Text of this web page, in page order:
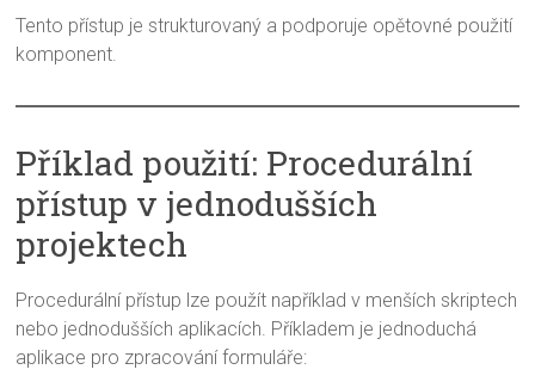
Tento přístup je strukturovaný a podporuje opětovné použití
komponent.
Příklad použití: Procedurální
přístup v jednodušších
projektech
Procedurální přístup lze použít například v menších skriptech
nebo jednodušších aplikacích. Příkladem je jednoduchá
aplikace pro zpracování formuláře: